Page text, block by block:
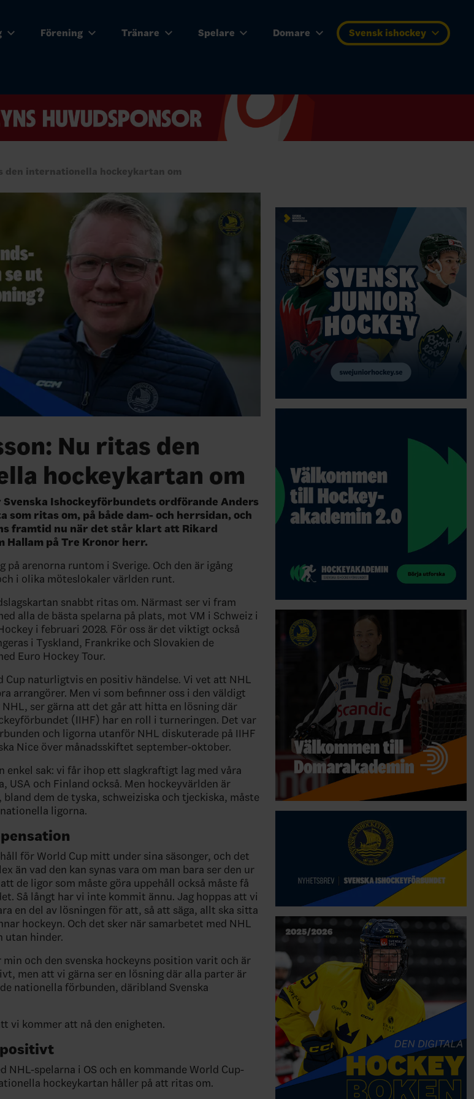
Förening Tränare Spelare Domare Svensk ishockey
den internationella hockeykartan om
Nu ritas den
hockeykartan om
Ishockeyförbundets ordförande Anders
som ritas om, på både dam- och herrsidan, och
framtid nu när det står klart att Rikard
Hallam på Tre Kronor herr.
på arenorna runtom i Sverige. Och den är igång
i olika möteslokaler världen runt.
snabbt ritas om. Närmast ser vi fram
alla de bästa spelarna på plats, mot VM i Schweiz i
i februari 2028. För oss är det viktigt också
i Tyskland, Frankrike och Slovakien de
Euro Hockey Tour.
Cup naturligtvis en positiv händelse. Vi vet att NHL
arrangörer. Men vi som befinner oss i den väldigt
ser gärna att det går att hitta en lösning där
(IIHF) har en roll i turneringen. Det var
och ligorna utanför NHL diskuterade på IIHF
Nice över månadsskiftet september-oktober.
enkel sak: vi får ihop ett slagkraftigt lag med våra
USA och Finland också. Men hockeyvärlden är
bland dem de tyska, schweiziska och tjeckiska, måste
ligorna.
för World Cup mitt under sina säsonger, och det
än vad den kan synas vara om man bara ser den ur
de ligor som måste göra uppehåll också måste få
Så långt har vi inte kommit ännu. Jag hoppas att vi
en del av lösningen för att, så att säga, allt ska sitta
hockeyn. Och det sker när samarbetet med NHL
utan hinder.
min och den svenska hockeyns position varit och är
men att vi gärna ser en lösning där alla parter är
nationella förbunden, däribland Svenska
vi kommer att nå den enigheten.
NHL-spelarna i OS och en kommande World Cup-
hockeykartan håller på att ritas om.